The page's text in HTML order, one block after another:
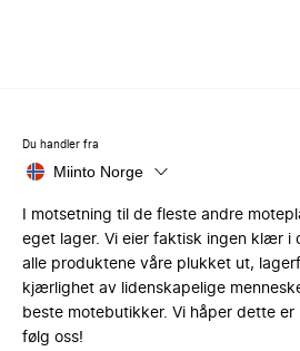
Du handler fra
Miinto Norge
I motsetning til de fleste andre
eget lager. Vi eier faktisk ingen klær i
alle produktene våre plukket ut,
kjærlighet av lidenskapelige
beste motebutikker. Vi håper dette er
følg oss!